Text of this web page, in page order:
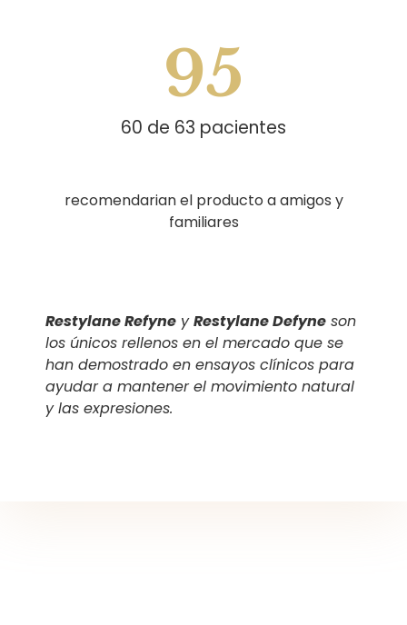
60 de 63 pacientes
95
recomendarian el producto a amigos y
familiares
Restylane Refyne yRestylane Defyne son
los únicos rellenos en el mercado que se
han demostrado en ensayos clínicos para
ayudar a mantener el movimiento natural
y las expresiones.